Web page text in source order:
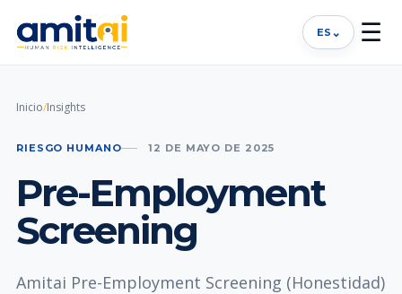
ES ⌄ ☰
Inicio/Insights
RIESGO HUMANO 12 DE MAYO DE 2025
Pre-Employment
Screening
Amitai Pre-Employment Screening (Honestidad)